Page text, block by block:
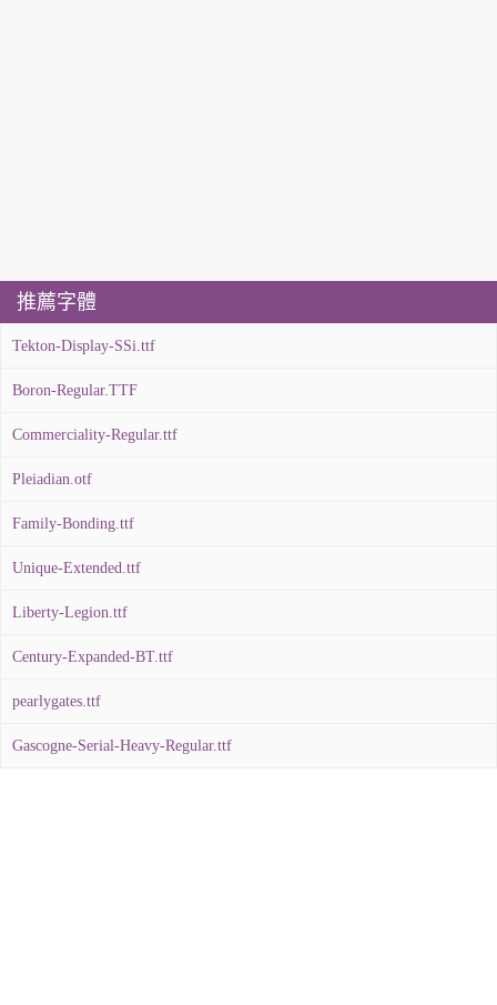
推薦字體
Tekton-Display-SSi.ttf
Boron-Regular.TTF
Commerciality-Regular.ttf
Pleiadian.otf
Family-Bonding.ttf
Unique-Extended.ttf
Liberty-Legion.ttf
Century-Expanded-BT.ttf
pearlygates.ttf
Gascogne-Serial-Heavy-Regular.ttf